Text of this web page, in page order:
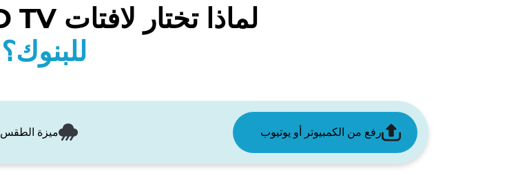
لماذا تختار لافتات EZ-AD TV الرقمية
للبنوك؟
رفع من الكمبيوتر أو يوتيوب ميزة الطقس